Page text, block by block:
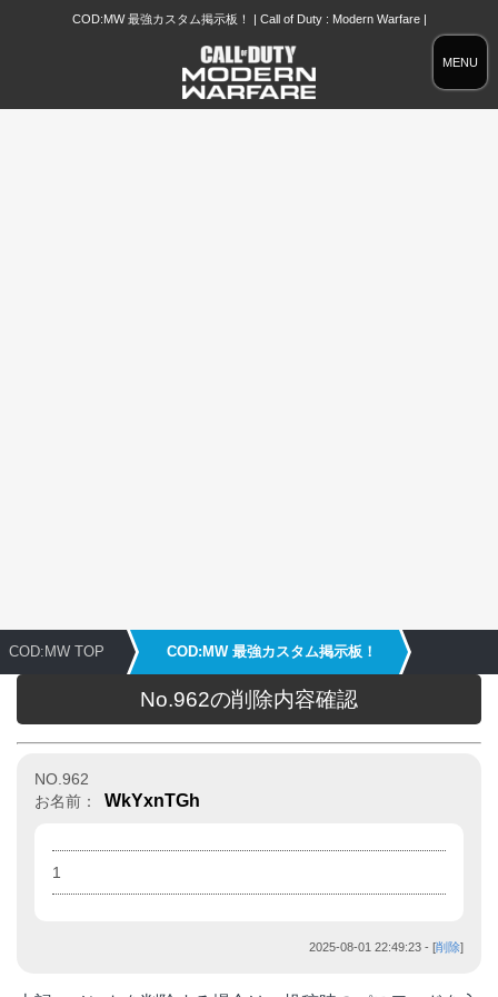
MENU
COD:MW 最強カスタム掲示板！ | Call of Duty : Modern Warfare |
COD:MW TOP COD:MW 最強カスタム掲示板！
No.962の削除内容確認
NO.962
お名前：
WkYxnTGh
1
2025-08-01 22:49:23 - [削除]